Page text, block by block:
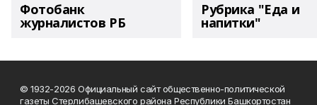
Фотобанк
журналистов РБ
Рубрика "Еда и
напитки"
© 1932-2026 Официальный сайт общественно-политической
газеты Стерлибашевского района Республики Башкортостан